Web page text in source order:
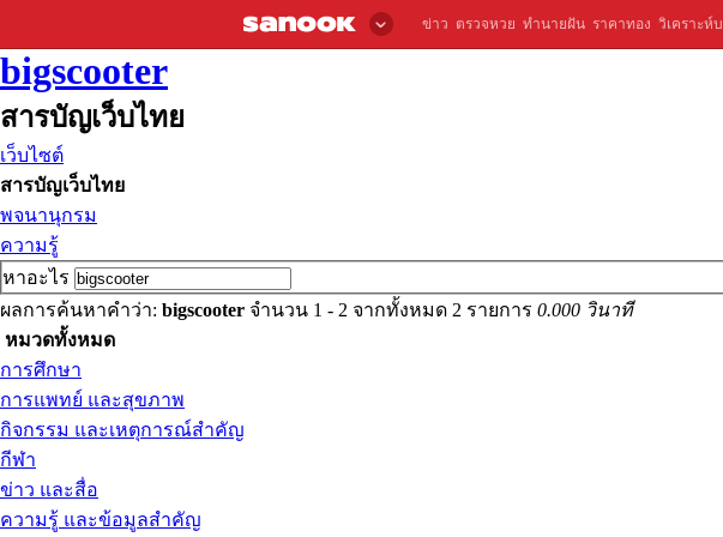
ข่าว ตรวจหวย ทำนายฝัน ราคาทอง วิเคราะห์
bigscooter
สารบัญเว็บไทย
เว็บไซต์
สารบัญเว็บไทย
พจนานุกรม
ความรู้
หาอะไร
ผลการค้นหาคำว่า: bigscooter จำนวน 1 - 2 จากทั้งหมด 2 รายการ 0.000 วินาที
หมวดทั้งหมด
การศึกษา
การแพทย์ และสุขภาพ
กิจกรรม และเหตุการณ์สำคัญ
กีฬา
ข่าว และสื่อ
ความรู้ และข้อมูลสำคัญ